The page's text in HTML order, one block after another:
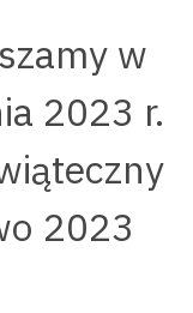
w
2023 r.
2023